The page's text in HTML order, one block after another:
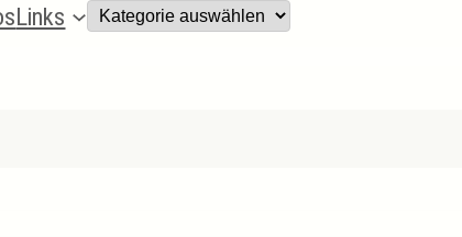
Links Kategorien